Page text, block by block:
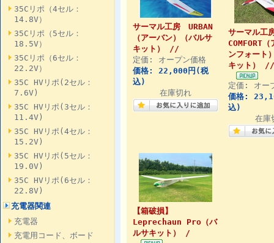
35Cリポ（4セル：
14.8V）
35Cリポ（5セル：
18.5V）
35Cリポ（6セル：
22.2V）
35C HVリポ(2セル：
7.6V)
35C HVリポ(3セル：
11.4V)
35C HVリポ(4セル：
15.2V)
35C HVリポ(5セル：
19.0V)
35C HVリポ(6セル：
22.8V)
充電器関連
充電器
充電用コード、ボード
サーマル工房 URBAN
（アーバン）（バルサ
キット） //
定価: オープン価格
価格: 22,000円(税
込)
在庫切れ
サーマル工
COMFORT
ンフォート
キット） //
定価: オー
価格:
込)
在庫
【箱破損】
Leprechaun Pro（バ
ルサキット） /